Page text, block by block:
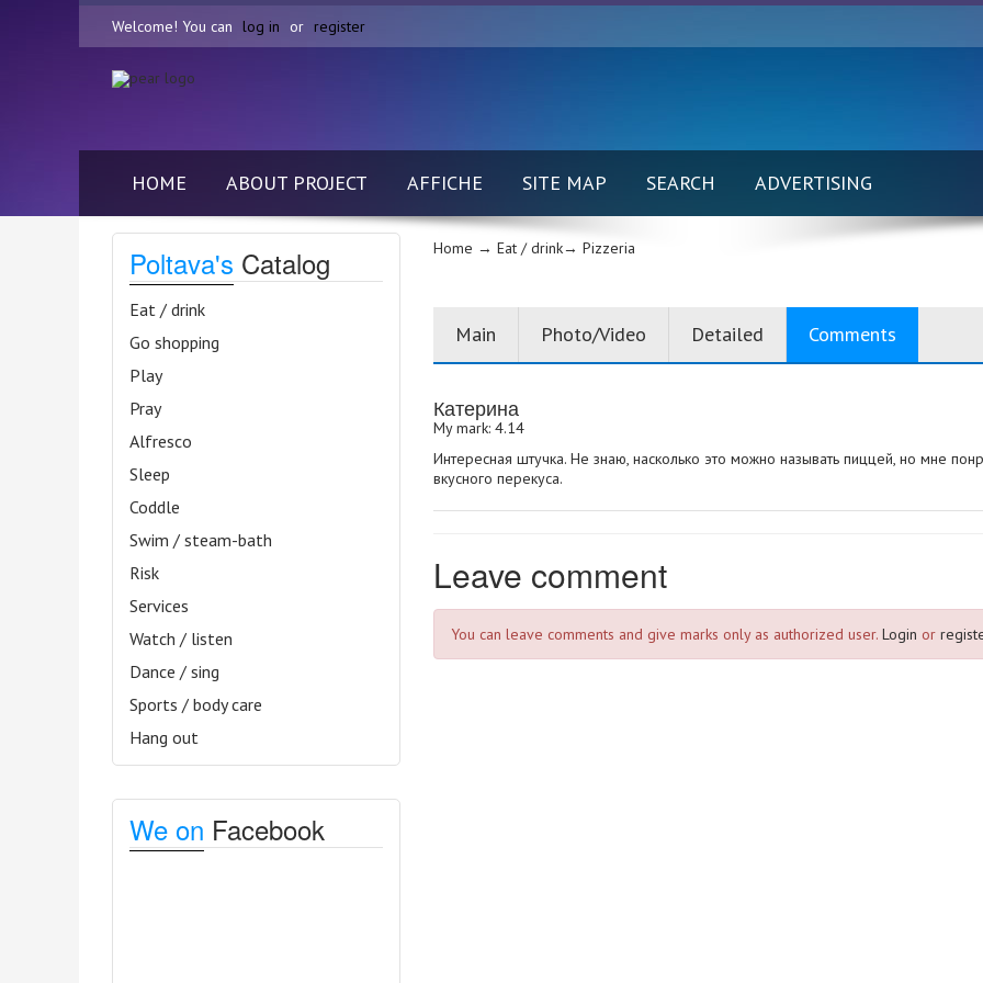
Welcome! You can log in or register
HOME ABOUT PROJECT AFFICHE SITE MAP SEARCH ADVERTISING
Poltava's Catalog
Eat / drink
Go shopping
Play
Pray
Alfresco
Sleep
Coddle
Swim / steam-bath
Risk
Services
Watch / listen
Dance / sing
Sports / body care
Hang out
We on Facebook
Home → Eat / drink→ Pizzeria
Main Photo/Video Detailed Comments
Катерина
My mark: 4.14
Интересная штучка. Не знаю, насколько это можно называть пиццей, но мне
вкусного перекуса.
Leave comment
You can leave comments and give marks only as authorized user. Login or